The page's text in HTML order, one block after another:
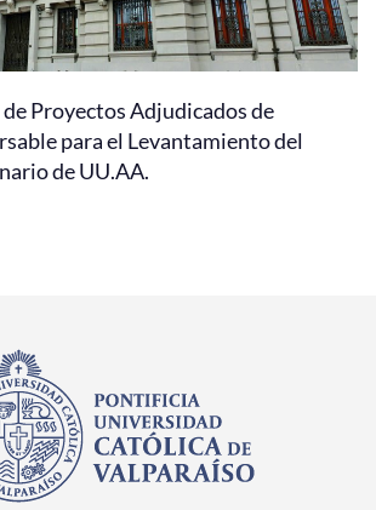
Proyectos Adjudicados de
para el Levantamiento del
de UU.AA.